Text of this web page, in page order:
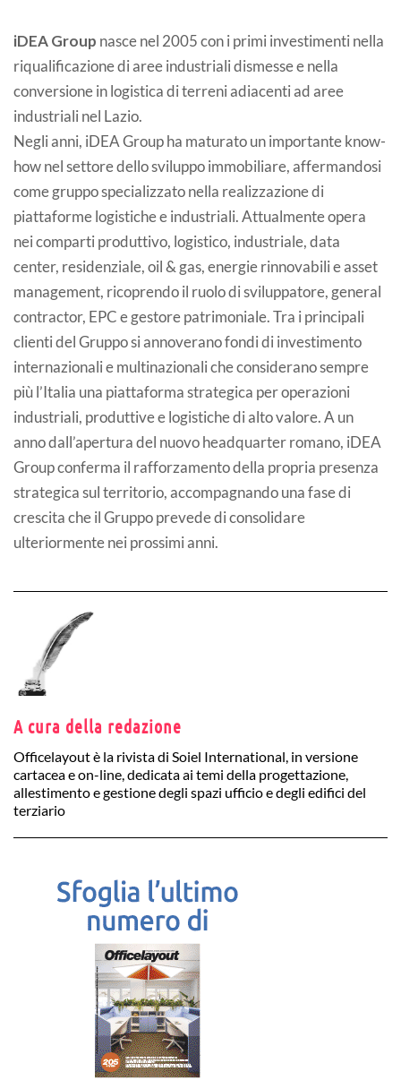
iDEA Group nasce nel 2005 con i primi investimenti nella
riqualificazione di aree industriali dismesse e nella
conversione in logistica di terreni adiacenti ad aree
industriali nel Lazio.
Negli anni, iDEA Group ha maturato un importante know-
how nel settore dello sviluppo immobiliare, affermandosi
come gruppo specializzato nella realizzazione di
piattaforme logistiche e industriali. Attualmente opera
nei comparti produttivo, logistico, industriale, data
center, residenziale, oil & gas, energie rinnovabili e asset
management, ricoprendo il ruolo di sviluppatore, general
contractor, EPC e gestore patrimoniale. Tra i principali
clienti del Gruppo si annoverano fondi di investimento
internazionali e multinazionali che considerano sempre
più l’Italia una piattaforma strategica per operazioni
industriali, produttive e logistiche di alto valore. A un
anno dall’apertura del nuovo headquarter romano, iDEA
Group conferma il rafforzamento della propria presenza
strategica sul territorio, accompagnando una fase di
crescita che il Gruppo prevede di consolidare
ulteriormente nei prossimi anni.
A cura della redazione
Officelayout è la rivista di Soiel International, in versione
cartacea e on-line, dedicata ai temi della progettazione,
allestimento e gestione degli spazi ufficio e degli edifici del
terziario